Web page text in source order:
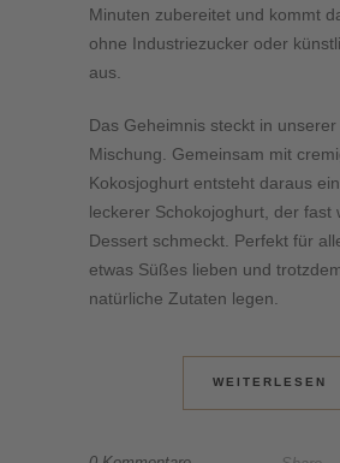
Minuten zubereitet und kommt
ohne Industriezucker oder
aus.
Das Geheimnis steckt in unserer
Mischung. Gemeinsam mit
Kokosjoghurt entsteht daraus
leckerer Schokojoghurt, der fast
Dessert schmeckt. Perfekt für
etwas Süßes lieben und
natürliche Zutaten legen.
WEITERLESEN